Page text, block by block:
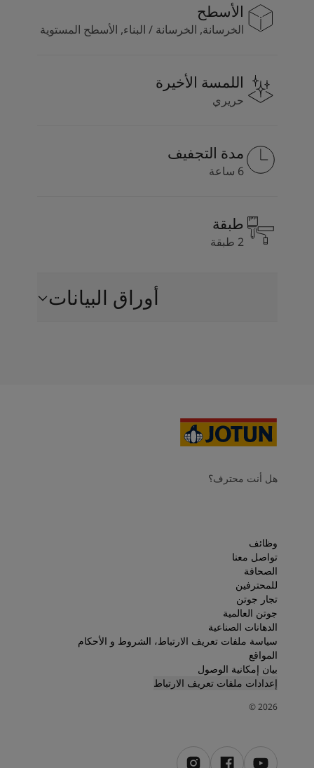
الأسطح
الخرسانة, الخرسانة / البناء, الأسطح المستوية
اللمسة الأخيرة
حريري
مدة التجفيف
6 ساعة
طبقة
2 طبقة
أوراق البيانات
هل أنت محترف؟
وظائف
تواصل معنا
الصحافة
للمحترفين
تجار جوتن
جوتن العالمية
الدهانات الصناعية
سياسة ملفات تعريف الارتباط، الشروط و الأحكام
المواقع
بيان إمكانية الوصول
إعدادات ملفات تعريف الارتباط
2026
©